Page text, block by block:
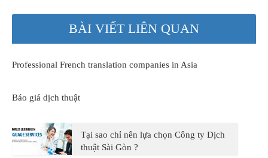
BÀI VIẾT LIÊN QUAN
Professional French translation companies in Asia
Báo giá dịch thuật
Tại sao chỉ nên lựa chọn Công ty Dịch
thuật Sài Gòn ?